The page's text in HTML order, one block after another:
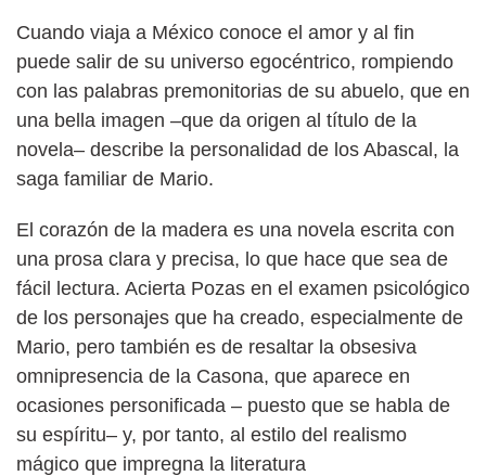
Cuando viaja a México conoce el amor y al fin
puede salir de su universo egocéntrico, rompiendo
con las palabras premonitorias de su abuelo, que en
una bella imagen –que da origen al título de la
novela– describe la personalidad de los Abascal, la
saga familiar de Mario.
El corazón de la madera es una novela escrita con
una prosa clara y precisa, lo que hace que sea de
fácil lectura. Acierta Pozas en el examen psicológico
de los personajes que ha creado, especialmente de
Mario, pero también es de resaltar la obsesiva
omnipresencia de la Casona, que aparece en
ocasiones personificada – puesto que se habla de
su espíritu– y, por tanto, al estilo del realismo
mágico que impregna la literatura